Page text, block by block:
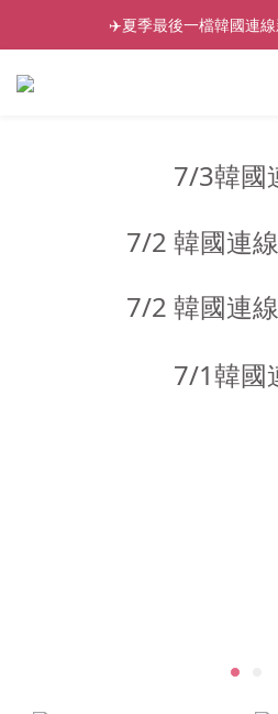
✈️夏季最後一檔韓國連
7/3韓國
7/2 韓國連
7/2 韓國連
7/1韓國